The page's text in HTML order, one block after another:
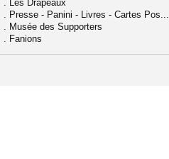
. Les Drapeaux
. Presse - Panini - Livres - Cartes Pos...
. Musée des Supporters
. Fanions